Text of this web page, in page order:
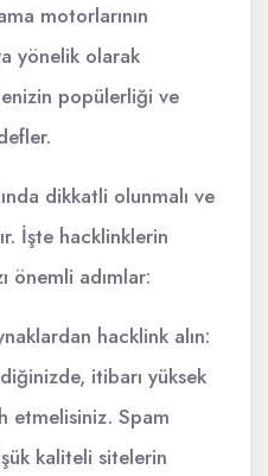
motorlarının
yönelik olarak
popülerliği ve
dikkatli olunmalı ve
İşte hacklinklerin
önemli adımlar:
hacklink alın:
itibarı yüksek
etmelisiniz. Spam
kaliteli sitelerin